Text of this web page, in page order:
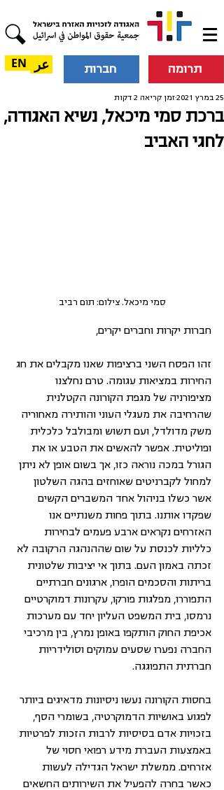
תרומה חברות عر EN
ברכת סמי מיכאל, נשיא האגודה,
לחגי האביב
25 במרץ 2021 זמן קריאה 2 דקות
סמי מיכאל. צילום: תום רביב
חברות יקרות וחברים יקרים,
זהו הפסח השני ברציפות שאנו מקבלים את חג
החירות במציאות עגומה. טרם נחלצנו
מציפורניה של מגפת הקורונה הקטלנית
שהרחיבה את מעגלי העוני והותירה מאחוריה
משק מדולדל, ועם תשוש ומבולבל כלכלית
ופוליטית. אפשר להאשים את הטבע או את
הגורל במכה נוראה כזו, אך בשום אופן לא ניתן
למחול לקברניטים שאוחזים בהגה השלטון
אשר כשלו בניהול אחד המשברים הקשים
שפקדו אותנו. בתוך פחות משנתיים אנו
האזרחים נקראים ארבע פעמים לבחירות
כלליות לכנסת על שום שההנהגה הרקובה לא
זכתה באמון העם. בתוך אי יציבות שלטונית
בריתות והסכמים הופרו, ארגונים חברתיים
התפוררו, מפלגות פורקו, עקרונות דמוקרטיים
נרמסו, בית המשפט העליון יחד עם מערכות
אכיפת החוק הותקפו באופן נמרץ, בין מרכיבי
החברה נפערו שסעים עמוקים וסולידריות
חברתית התפוגגה.
בחסות הקורונה נעשו ניסיונות מדאיגים ביותר
לפגוע באושיות הדמוקרטיה, בשומרי הסף,
בזכויות אדם בסיסיות לרבות הזכות לפרטיות
באמצעות העברת מידע רפואי חסוי של
אזרחים. ממשלת ישראל הגדילה לעשות
כאשר בחרה להפעיל את השירותים החשאים